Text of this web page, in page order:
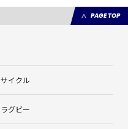
PAGE TOP
サイクル
ラグビー